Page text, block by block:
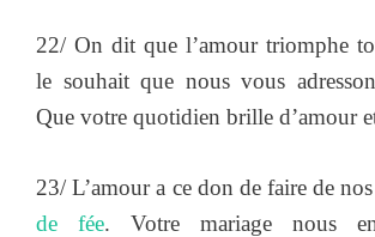
22/ On dit que l’amour triomphe
le souhait que nous vous
Que votre quotidien brille d’amour
23/ L’amour a ce don de faire de
de fée. Votre mariage nous